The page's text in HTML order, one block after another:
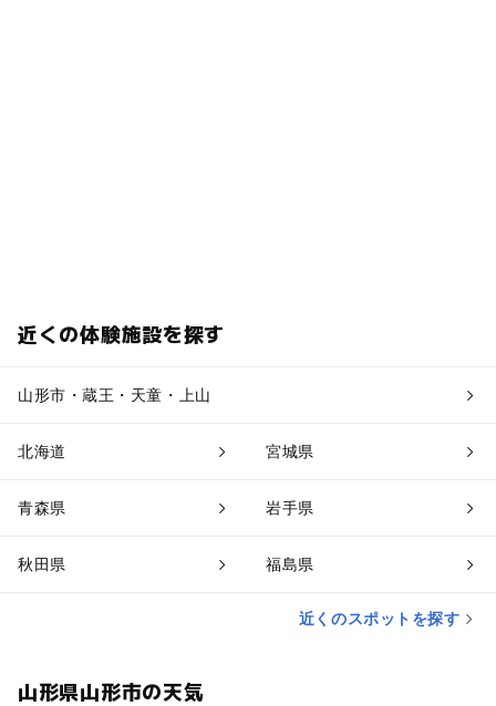
近くの体験施設を探す
山形市・蔵王・天童・上山
北海道 宮城県
青森県 岩手県
秋田県 福島県
近くのスポットを探す
山形県山形市の天気